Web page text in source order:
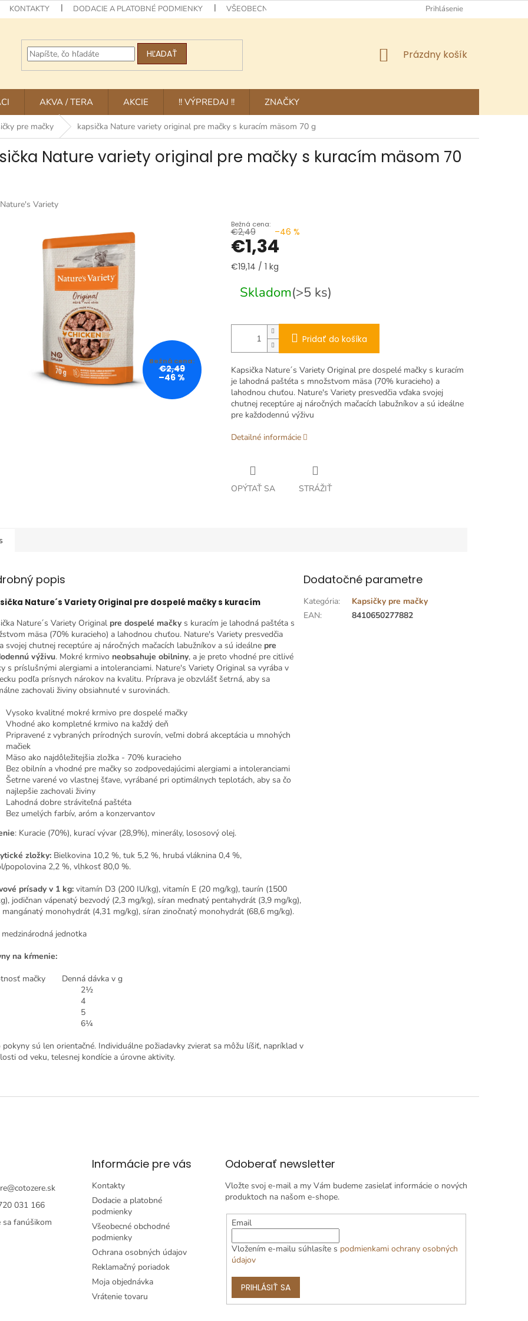
KONTAKTY DODACIE A PLATOBNÉ PODMIENKY VŠEOBECNÉ OBCHODNÉ PODMIENKY OCHRANA OSOBNÝCH ÚDAJOV
Prihlásenie
HĽADAŤ
NÁKUPNÝ
Prázdny košík
AKVA / TERA AKCIE !! VÝPREDAJ !! ZNAČKY
pre mačky kapsička Nature variety original pre mačky s kuracím mäsom 70 g
Nature variety original pre mačky s kuracím mäsom 70
Nature's Variety
€2,49
–46 %
€2,49 –46 %
€1,34
Jednotková
€19,14 / 1 kg
Skladom(>5 ks)
Pridať do košíka
Kapsička Nature´s Variety Original pre dospelé mačky s kuracím
je lahodná paštéta s množstvom mäsa (70% kuracieho) a
lahodnou chuťou. Nature's Variety presvedčia vďaka svojej
chutnej receptúre aj náročných mačacích labužníkov a sú ideálne
pre každodennú výživu
Detailné informácie
OPÝTAŤ SA STRÁŽIŤ
popis
Nature´s Variety Original pre dospelé mačky s kuracím
Nature´s Variety Original pre dospelé mačky s kuracím je lahodná paštéta s
mäsa (70% kuracieho) a lahodnou chuťou. Nature's Variety presvedčia
svojej chutnej receptúre aj náročných mačacích labužníkov a sú ideálne pre
výživu. Mokré krmivo neobsahuje obilniny, a je preto vhodné pre citlivé
s príslušnými alergiami a intoleranciami. Nature's Variety Original sa vyrába v
podľa prísnych nárokov na kvalitu. Príprava je obzvlášť šetrná, aby sa
zachovali živiny obsiahnuté v surovinách.
Vysoko kvalitné mokré krmivo pre dospelé mačky
Vhodné ako kompletné krmivo na každý deň
Pripravené z vybraných prírodných surovín, veľmi dobrá akceptácia u mnohých
mačiek
Mäso ako najdôležitejšia zložka - 70% kuracieho
Bez obilnín a vhodné pre mačky so zodpovedajúcimi alergiami a intoleranciami
Šetrne varené vo vlastnej šťave, vyrábané pri optimálnych teplotách, aby sa čo
najlepšie zachovali živiny
Lahodná dobre stráviteľná paštéta
Bez umelých farbív, aróm a konzervantov
: Kuracie (70%), kurací vývar (28,9%), minerály, lososový olej.
zložky: Bielkovina 10,2 %, tuk 5,2 %, hrubá vláknina 0,4 %,
popolovina 2,2 %, vlhkosť 80,0 %.
prísady v 1 kg: vitamín D3 (200 IU/kg), vitamín E (20 mg/kg), taurín (1500
jodičnan vápenatý bezvodý (2,3 mg/kg), síran meďnatý pentahydrát (3,9 mg/kg),
mangánatý monohydrát (4,31 mg/kg), síran zinočnatý monohydrát (68,6 mg/kg).
medzinárodná jednotka
na kŕmenie:
mačky Denná dávka v g
kg 2½
kg 4
kg 5
kg 6¼
pokyny sú len orientačné. Individuálne požiadavky zvierat sa môžu líšiť, napríklad v
od veku, telesnej kondície a úrovne aktivity.
Dodatočné parametre
Kategória:
Kapsičky pre mačky
EAN: 8410650277882
@cotozere.sk
031 166
sa fanúšikom
Informácie pre vás
Kontakty
Dodacie a platobné
podmienky
Všeobecné obchodné
podmienky
Ochrana osobných údajov
Reklamačný poriadok
Moja objednávka
Vrátenie tovaru
Odoberať newsletter
Vložte svoj e-mail a my Vám budeme zasielať informácie o nových
produktoch na našom e-shope.
Email
Vložením e-mailu súhlasíte s podmienkami ochrany osobných
údajov
PRIHLÁSIŤ SA